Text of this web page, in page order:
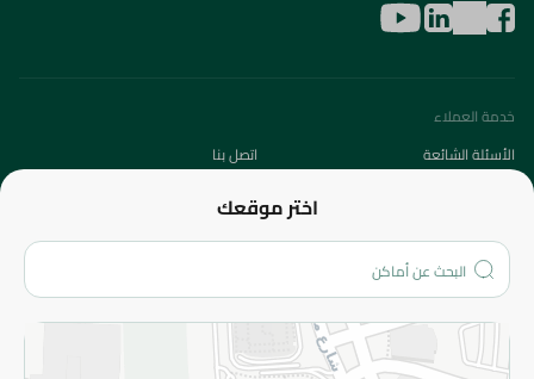
اختر موقعك
خدمة العملاء
الأسئلة الشائعة
اتصل بنا
من نحن؟
الفروع
المزيد
الاسترجاع
سياسة الاستخدام
سياسة الخصوصية